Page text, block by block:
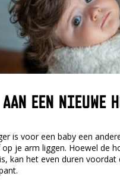
AAN EEN NIEUWE
is voor een baby een
je arm liggen. Hoewel de
kan het even duren voordat